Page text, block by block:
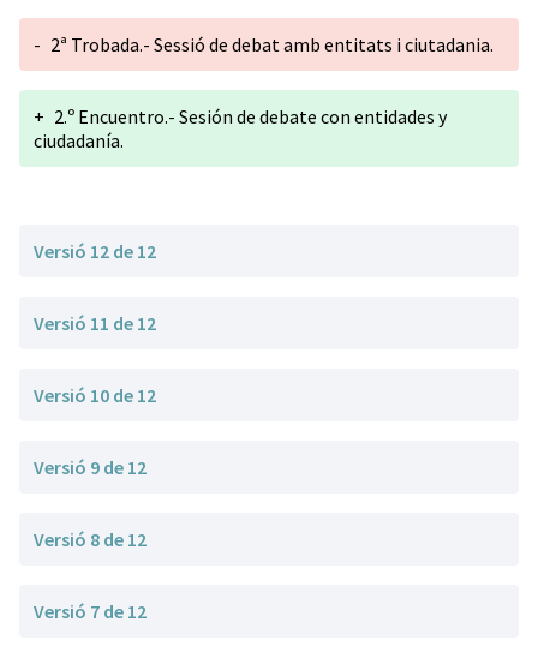
- 2ª Trobada.- Sessió de debat amb entitats i ciutadania.
+ 2.º Encuentro.- Sesión de debate con entidades y
ciudadanía.
Versió 12 de 12
Versió 11 de 12
Versió 10 de 12
Versió 9 de 12
Versió 8 de 12
Versió 7 de 12